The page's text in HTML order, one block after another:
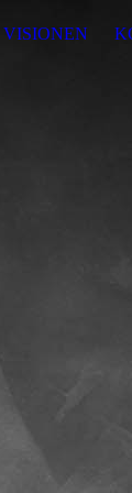
VISIONEN